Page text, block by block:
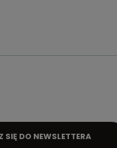
SIĘ DO NEWSLETTERA